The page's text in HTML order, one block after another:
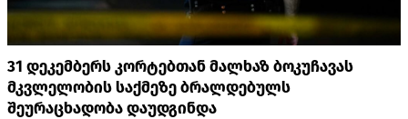
31 დეკემბერს კორტებთან მალხაზ ბოკუჩავას
მკვლელობის საქმეზე ბრალდებულს
შეურაცხადობა დაუდგინდა